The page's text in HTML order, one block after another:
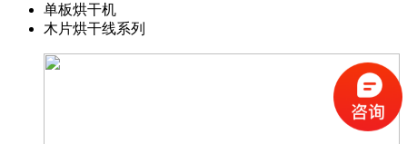
单板烘干机
木片烘干线系列